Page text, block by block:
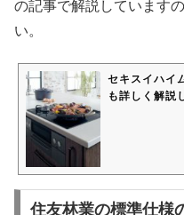
の記事で解説しています
い。
セキスイハイ
も詳しく解説
住友林業の標準仕様